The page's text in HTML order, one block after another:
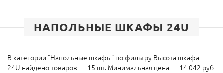
НАПОЛЬНЫЕ ШКАФЫ 24U
В категории "Напольные шкафы" по фильтру Высота шкафа -
24U найдено товаров — 15 шт. Минимальная цена — 14 042 руб